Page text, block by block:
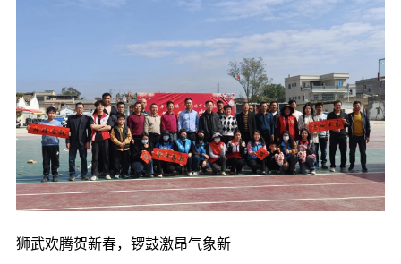
狮武欢腾贺新春，锣鼓激昂气象新